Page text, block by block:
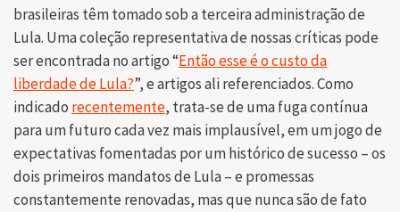
brasileiras têm tomado sob a terceira administração de
Lula. Uma coleção representativa de nossas críticas pode
ser encontrada no artigo “Então esse é o custo da
liberdade de Lula?”, e artigos ali referenciados. Como
indicado recentemente, trata-se de uma fuga contínua
para um futuro cada vez mais implausível, em um jogo de
expectativas fomentadas por um histórico de sucesso – os
dois primeiros mandatos de Lula – e promessas
constantemente renovadas, mas que nunca são de fato